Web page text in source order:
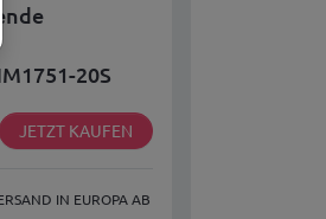
20S
JETZT KAUFEN
IN EUROPA AB